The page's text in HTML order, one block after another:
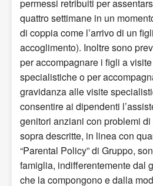
permessi retribuiti per
quattro settimane in un
di coppia come l’arrivo di un
accoglimento). Inoltre sono
per accompagnare i figli a
specialistiche o per
gravidanza alle visite
consentire ai dipendenti
genitori anziani con problemi
sopra descritte, in linea con
“Parental Policy” di Gruppo,
famiglia, indifferentemente dal
che la compongono e dalla